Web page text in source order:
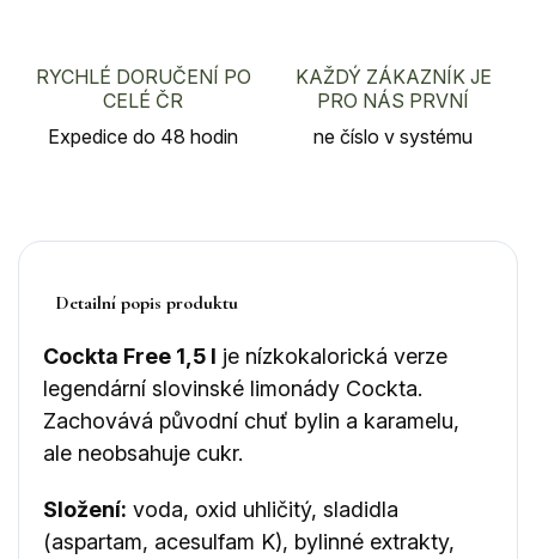
RYCHLÉ DORUČENÍ PO
CELÉ ČR
Expedice do 48 hodin
KAŽDÝ ZÁKAZNÍK JE
PRO NÁS PRVNÍ
ne číslo v systému
Detailní popis produktu
Cockta Free 1,5 l je nízkokalorická verze
legendární slovinské limonády Cockta.
Zachovává původní chuť bylin a karamelu,
ale neobsahuje cukr.
Složení: voda, oxid uhličitý, sladidla
(aspartam, acesulfam K), bylinné extrakty,